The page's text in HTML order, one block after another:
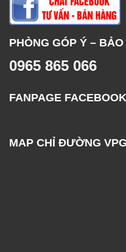
PHÒNG GÓP Ý –
0965 865 066
FANPAGE
MAP CHỈ ĐƯỜNG